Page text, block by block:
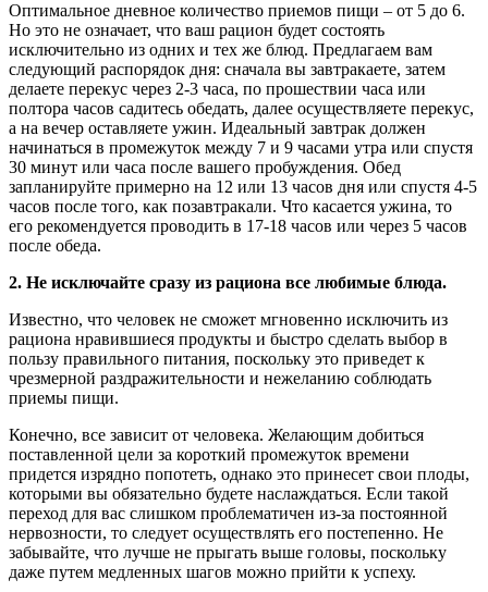
Оптимальное дневное количество приемов пищи – от 5 до 6.
Но это не означает, что ваш рацион будет состоять
исключительно из одних и тех же блюд. Предлагаем вам
следующий распорядок дня: сначала вы завтракаете, затем
делаете перекус через 2-3 часа, по прошествии часа или
полтора часов садитесь обедать, далее осуществляете перекус,
а на вечер оставляете ужин. Идеальный завтрак должен
начинаться в промежуток между 7 и 9 часами утра или спустя
30 минут или часа после вашего пробуждения. Обед
запланируйте примерно на 12 или 13 часов дня или спустя 4-5
часов после того, как позавтракали. Что касается ужина, то
его рекомендуется проводить в 17-18 часов или через 5 часов
после обеда.
2. Не исключайте сразу из рациона все любимые блюда.
Известно, что человек не сможет мгновенно исключить из
рациона нравившиеся продукты и быстро сделать выбор в
пользу правильного питания, поскольку это приведет к
чрезмерной раздражительности и нежеланию соблюдать
приемы пищи.
Конечно, все зависит от человека. Желающим добиться
поставленной цели за короткий промежуток времени
придется изрядно попотеть, однако это принесет свои плоды,
которыми вы обязательно будете наслаждаться. Если такой
переход для вас слишком проблематичен из-за постоянной
нервозности, то следует осуществлять его постепенно. Не
забывайте, что лучше не прыгать выше головы, поскольку
даже путем медленных шагов можно прийти к успеху.